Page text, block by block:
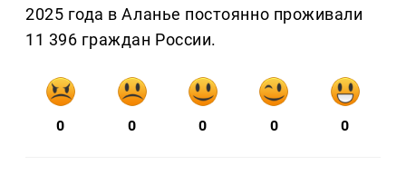
2025 года в Аланье постоянно проживали
11 396 граждан России.
0 0 0 0 0